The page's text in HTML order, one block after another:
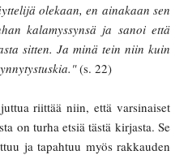
olekaan, en ainakaan sen
kalamyssynsä ja sanoi että
sitten. Ja minä tein niin kuin
(s. 22)
riittää niin, että varsinaiset
on turha etsiä tästä kirjasta. Se
ja tapahtuu myös rakkauden